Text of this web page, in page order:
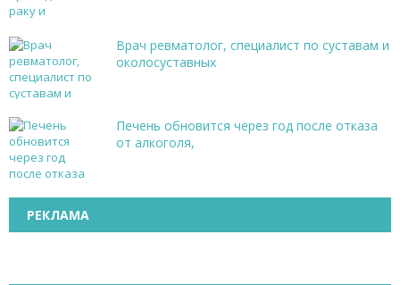
Врач ревматолог, специалист по суставам и
околосуставных
Печень обновится через год после отказа
от алкоголя,
РЕКЛАМА